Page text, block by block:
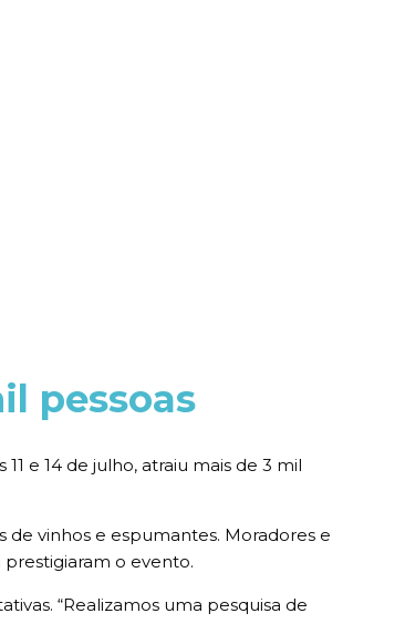
pessoas
e 14 de julho, atraiu mais de 3 mil
de vinhos e espumantes. Moradores e
prestigiaram o evento.
“Realizamos uma pesquisa de